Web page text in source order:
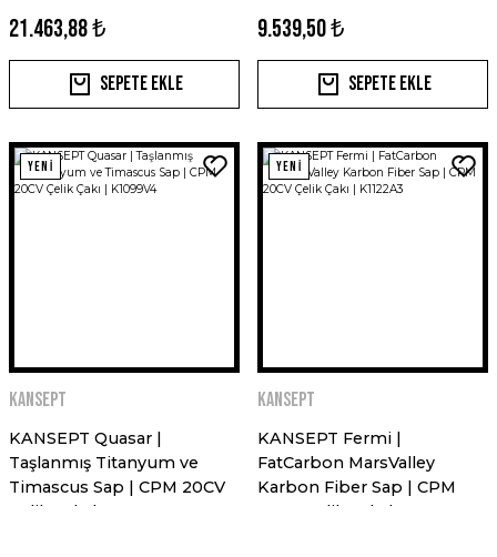
21.463,88 ₺
Sepete Ekle
9.539,50 ₺
Sepete Ekle
YENİ
Kansept
KANSEPT Quasar |
Taşlanmış Titanyum ve
Timascus Sap | CPM 20CV
Çelik Çakı | K1099V4
YENİ
Kansept
KANSEPT Fermi |
FatCarbon MarsValley
Karbon Fiber Sap | CPM
20CV Çelik Çakı | K1122A3